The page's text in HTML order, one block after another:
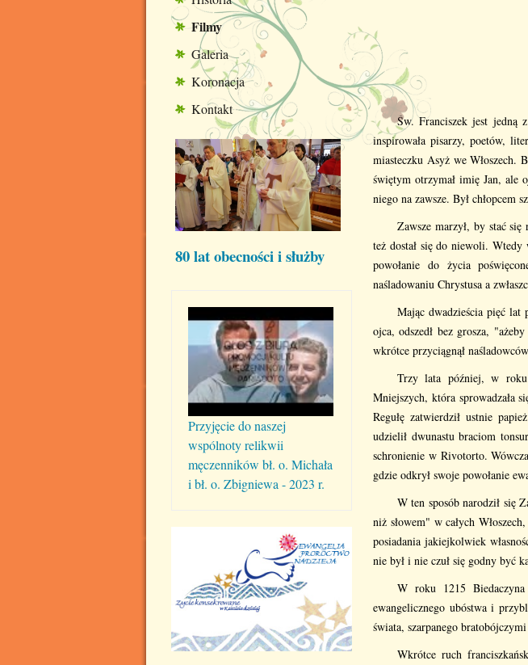
Św. Franciszek jest jedną
inspirowała pisarzy, poetów,
miasteczku Asyż we Włoszech.
świętym otrzymał imię Jan, ale
niego na zawsze. Był
Zawsze marzył, by stać
też dostał się do niewoli. Wtedy
powołanie do życia
naśladowaniu Chrystusa a
Mając dwadzieścia pięć lat
ojca, odszedł bez grosza,
wkrótce przyciągnął
Trzy lata później, w roku
Mniejszych, która sprowadzała
Regułę zatwierdził ustnie
udzielił dwunastu braciom
schronienie w Rivotorto.
gdzie odkrył swoje powołanie
W ten sposób narodził się
niż słowem" w całych
posiadania jakiejkolwiek
nie był i nie czuł się godny być
W roku 1215 Biedaczyna
ewangelicznego ubóstwa i
świata, szarpanego
Wkrótce ruch
Filmy
Galeria
Koronacja
Kontakt
80 lat obecności i służby
Przyjęcie do naszej
wspólnoty relikwii
męczenników bł. o. Michała
i bł. o. Zbigniewa - 2023 r.